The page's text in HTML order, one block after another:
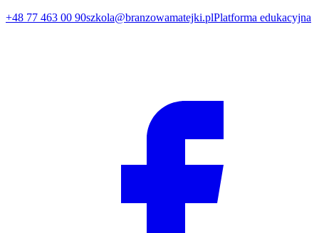
+48 77 463 00 90szkola@branzowamatejki.plPlatforma edukacyjna